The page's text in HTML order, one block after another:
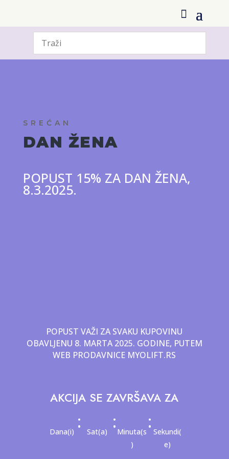
SREĆAN
DAN ŽENA
POPUST 15% ZA DAN ŽENA,
8.3.2025.
POPUST VAŽI ZA SVAKU KUPOVINU
OBAVLJENU 8. MARTA 2025. GODINE, PUTEM
WEB PRODAVNICE MYOLIFT.RS
AKCIJA SE ZAVRŠAVA ZA
Dana(i) : Sat(a) : Minuta(s
)
: Sekundi(
e)